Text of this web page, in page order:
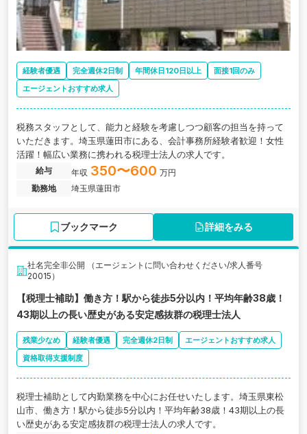
経験者優遇 完全週休2日制 年間休日120日以上
面接1回のみ
エージェントおすすめ求人
税務スタッフとして、能力と経験を考慮しつつ顧客の担当を持って
いただきます。埼玉県蓮田市にある、会計事務所経験者歓迎！女性
活躍！幅広い業務に携われる税理士法人の求人です。
給与 年収 350〜600 万円
勤務地
埼玉県蓮田市
ブックマーク 詳細をみる
社名完全非公開 （エージェントに問い合わせください/求人番号
20015）
【税理士補助】働き方！駅から徒歩5分以内！平均年齢38歳！
43期以上の長い歴史がある安定感抜群の税理士法人
残業少なめ 経験者優遇 完全週休2日制
エージェントおすすめ求人
資格取得支援制度
税理士補助として内勤業務を中心にお任せいたします。埼玉県東松
山市、働き方！駅から徒歩5分以内！平均年齢38歳！43期以上の長
い歴史がある安定感抜群の税理士法人の求人です。